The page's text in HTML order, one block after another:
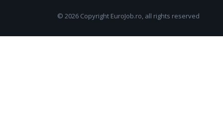
© 2026 Copyright EuroJob.ro, all rights reserved